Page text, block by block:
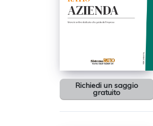
Richiedi un saggio
gratuito